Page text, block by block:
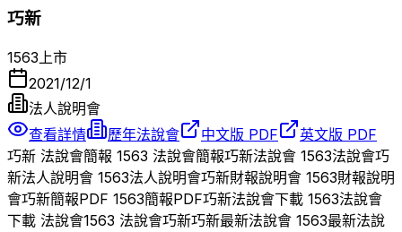
巧新
1563上市
2021/12/1
法人說明會
查看詳情
歷年法說會 中文版 PDF
英文版 PDF
巧新 法說會簡報 1563 法說會簡報巧新法說會 1563法說會巧
新法人說明會 1563法人說明會巧新財報說明會 1563財報說明
會巧新簡報PDF 1563簡報PDF巧新法說會下載 1563法說會
下載 法說會1563 法說會巧新巧新最新法說會 1563最新法說